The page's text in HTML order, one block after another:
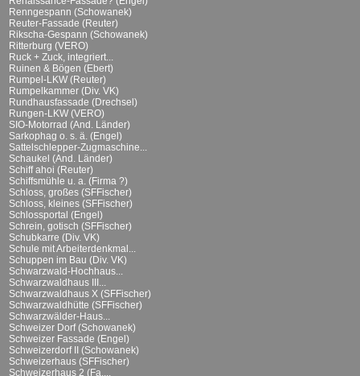
Renngespann (Schowanek)
Reuter-Fassade (Reuter)
Rikscha-Gespann (Schowanek)
Ritterburg (VERO)
Ruck + Zuck, integriert...
Ruinen & Bögen (Ebert)
Rumpel-LKW (Reuter)
Rumpelkammer (Div. VK)
Rundhausfassade (Drechsel)
Rungen-LKW (VERO)
SIO-Motorrad (And. Länder)
Sarkophag o. s. ä. (Engel)
Sattelschlepper-Zugmaschine...
Schaukel (And. Länder)
Schiff ahoi (Reuter)
Schiffsmühle u. a. (Firma ?)
Schloss, großes (SFFischer)
Schloss, kleines (SFFischer)
Schlossportal (Engel)
Schrein, gotisch (SFFischer)
Schubkarre (Div. VK)
Schule mit Arbeiterdenkmal...
Schuppen im Bau (Div. VK)
Schwarzwald-Hochhaus...
Schwarzwaldhaus III...
Schwarzwaldhaus X (SFFischer)
Schwarzwaldhütte (SFFischer)
Schwarzwälder-Haus...
Schweizer Dorf (Schowanek)
Schweizer Fassade (Engel)
Schweizerdorf II (Schowanek)
Schweizerhaus (SFFischer)
Schweizerhaus 2 (Fa....